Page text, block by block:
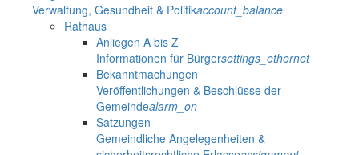
Verwaltung, Gesundheit & Politikaccount_balance
Rathaus
Anliegen A bis Z
Informationen für Bürgersettings_ethernet
Bekanntmachungen
Veröffentlichungen & Beschlüsse der
Gemeindealarm_on
Satzungen
Gemeindliche Angelegenheiten &